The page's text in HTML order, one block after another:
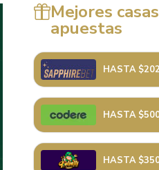
Mejores
apuestas
HASTA
HASTA
HASTA